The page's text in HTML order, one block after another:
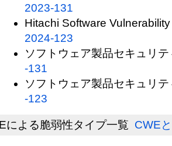
2023-131
Hitachi Software
2024-123
ソフトウェア製品セキュリ
-131
ソフトウェア製品セキュリ
-123
による脆弱性タイプ一覧 CWE